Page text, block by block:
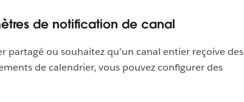
de notification de canal
partagé ou souhaitez qu’un canal entier reçoive des
de calendrier, vous pouvez configurer des